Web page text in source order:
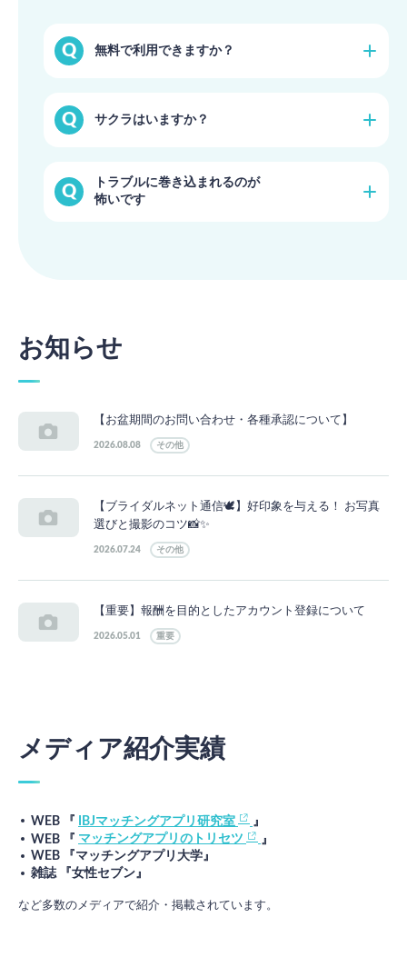
無料で利用できますか？
に制限有り）
サクラはいますか？
査を徹底しておりますのでご安心ください。
詳細を見る
トラブルに巻き込まれるのが
怖いです
お知らせ
【お盆期間のお問い合わせ・各種承認について】
2026.08.08 その他
【ブライダルネット通信🕊】好印象を与える！ お写真
選びと撮影のコツ📸✨
2026.07.24 その他
【重要】報酬を目的としたアカウント登録について
2026.05.01 重要
メディア紹介実績
WEB 『 IBJマッチングアプリ研究室
』
WEB 『 マッチングアプリのトリセツ
』
WEB 『マッチングアプリ大学』
雑誌 『女性セブン』
など多数のメディアで紹介・掲載されています。